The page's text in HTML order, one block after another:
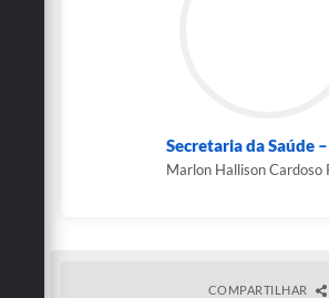
Secretaria da Saúde –
Marlon Hallison Cardoso
COMPARTILHAR